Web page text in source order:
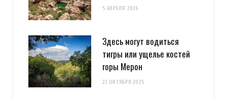
5 АПРЕЛЯ 2026
Здесь могут водиться
тигры или ущелье костей
горы Мерон
23 ОКТЯБРЯ 2025